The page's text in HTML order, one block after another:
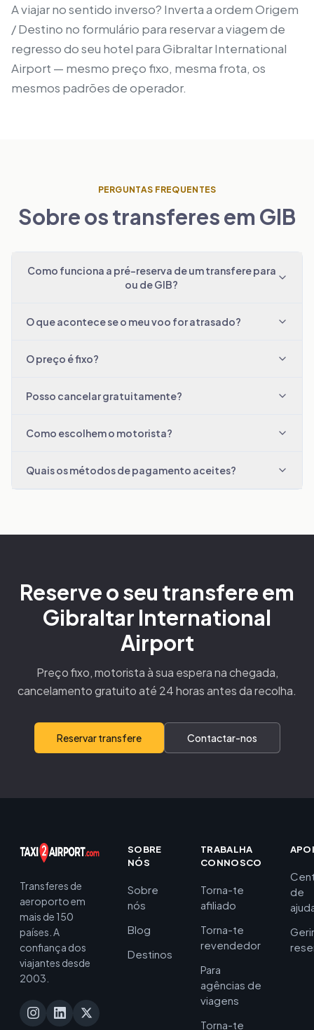
A viajar no sentido inverso? Inverta a ordem Origem
/ Destino no formulário para reservar a viagem de
regresso do seu hotel para Gibraltar International
Airport — mesmo preço fixo, mesma frota, os
mesmos padrões de operador.
PERGUNTAS FREQUENTES
Sobre os transferes em GIB
Como funciona a pré-reserva de um transfere para
ou de GIB?
O que acontece se o meu voo for atrasado?
O preço é fixo?
Posso cancelar gratuitamente?
Como escolhem o motorista?
Quais os métodos de pagamento aceites?
Reserve o seu transfere em
Gibraltar International
Airport
Preço fixo, motorista à sua espera na chegada,
cancelamento gratuito até 24 horas antes da recolha.
Reservar transfere Contactar-nos
Transferes de
aeroporto em
mais de 150
países. A
confiança dos
viajantes desde
2003.
SOBRE
NÓS
Sobre
nós
Blog
Destinos
TRABALHA
CONNOSCO
Torna-te
afiliado
Torna-te
revendedor
Para
agências de
viagens
Torna-te
de
Gerir